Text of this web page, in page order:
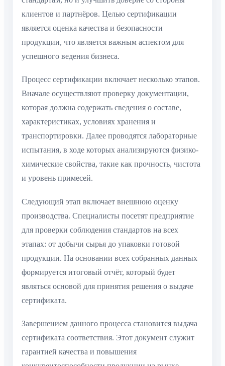
клиентов и партнёров. Целью сертификации
является оценка качества и безопасности
продукции, что является важным аспектом для
успешного ведения бизнеса.
Процесс сертификации включает несколько этапов.
Вначале осуществляют проверку документации,
которая должна содержать сведения о составе,
характеристиках, условиях хранения и
транспортировки. Далее проводятся лабораторные
испытания, в ходе которых анализируются физико-
химические свойства, такие как прочность, чистота
и уровень примесей.
Следующий этап включает внешнюю оценку
производства. Специалисты посетят предприятие
для проверки соблюдения стандартов на всех
этапах: от добычи сырья до упаковки готовой
продукции. На основании всех собранных данных
формируется итоговый отчёт, который будет
являться основой для принятия решения о выдаче
сертификата.
Завершением данного процесса становится выдача
сертификата соответствия. Этот документ служит
гарантией качества и повышения